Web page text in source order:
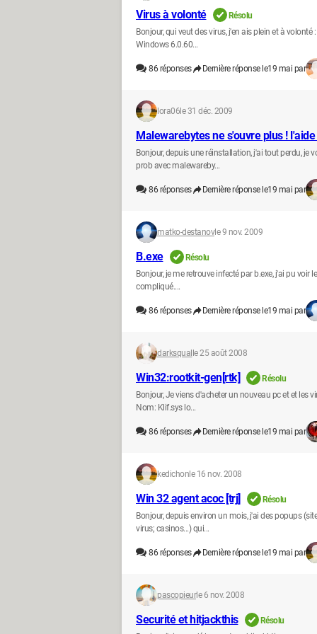
Virus à volonté
Résolu
Bonjour, qui veut des virus, j'en ais plein et à
Windows 6.0.60...
86 réponses Dernière réponse le19 mai par
lora06 le 31 déc. 2009
Malewarebytes ne s'ouvre plus ! l'aide
Bonjour, depuis une réinstallation, j'ai tout perdu,
prob avec malewareby...
86 réponses Dernière réponse le19 mai par
matko-destanovle 9 nov. 2009
B.exe
Résolu
Bonjour, je me retrouve infecté par b.exe, j'ai pu
compliqué....
86 réponses Dernière réponse le19 mai par
darksqual le 25 août 2008
Win32:rootkit-gen[rtk]
Résolu
Bonjour, Je viens d'acheter un nouveau pc et et les
Nom: Klif.sys lo...
86 réponses Dernière réponse le19 mai par
kedichon le 16 nov. 2008
Win 32 agent acoc [trj]
Résolu
Bonjour, depuis environ un mois, j'ai des popups
virus; casinos...) qui...
86 réponses Dernière réponse le19 mai par
pascopieurle 6 nov. 2008
Securité et hitjackthis
Résolu